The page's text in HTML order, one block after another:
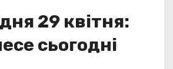
29 квітня:
сьогодні